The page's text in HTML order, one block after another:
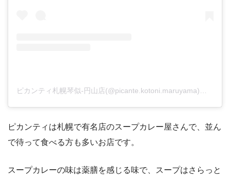
ピカンティは札幌で有名店のスープカレー屋さんで、並ん
で待って食べる方も多いお店です。
スープカレーの味は薬膳を感じる味で、スープはさらっと